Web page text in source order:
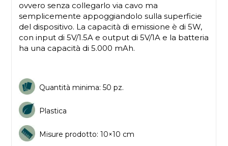
ovvero senza collegarlo via cavo ma
semplicemente appoggiandolo sulla superficie
del dispositivo. La capacità di emissione è di 5W,
con input di 5V/1.5A e output di 5V/1A e la batteria
ha una capacità di 5.000 mAh.
Quantità minima: 50 pz.
Plastica
Misure prodotto: 10×10 cm